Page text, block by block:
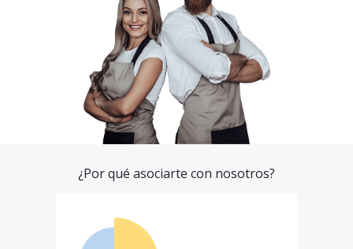
¿Por qué asociarte con nosotros?